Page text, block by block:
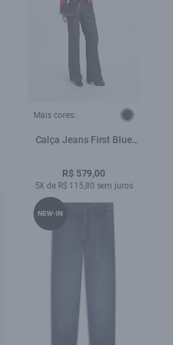
Mais cores:
Calça Jeans First Blue
Amaciado
R$ 579,00
5X de R$ 115,80 sem juros
NEW-IN